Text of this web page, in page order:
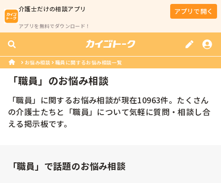
介護士だけの相談アプリ
アプリを無料でダウンロード！
アプリで開く
お悩み相談 職員に関するお悩み相談一覧
「職員」のお悩み相談
「職員 」に関するお悩み相談が現在10963件。たくさん
の介護士たちと「職員 」について気軽に質問・相談し合
える掲示板です。
「職員」で話題のお悩み相談